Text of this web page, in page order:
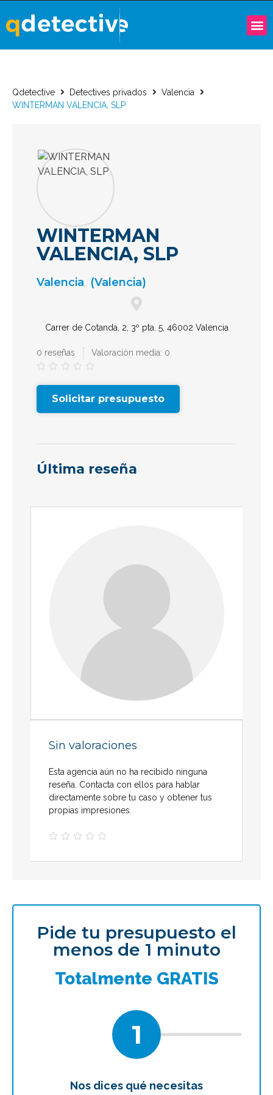
Qdetective Detectives privados
Valencia
WINTERMAN VALENCIA, SLP
WINTERMAN
VALENCIA, SLP
Valencia (Valencia)
Carrer de Cotanda, 2, 3º pta. 5, 46002 Valencia
0 reseñas Valoración media: 0
    
Solicitar presupuesto
Última reseña
Sin valoraciones
Esta agencia aún no ha recibido ninguna
reseña. Contacta con ellos para hablar
directamente sobre tu caso y obtener tus
propias impresiones.
    
Pide tu presupuesto el
menos de 1 minuto
Totalmente GRATIS
1
Nos dices qué necesitas